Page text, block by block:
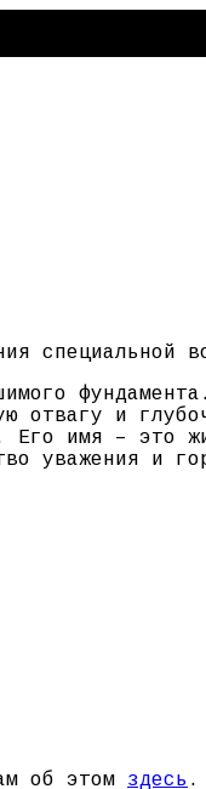
специальной
отвагу и
Его имя – это
уважения и
об этом здесь .